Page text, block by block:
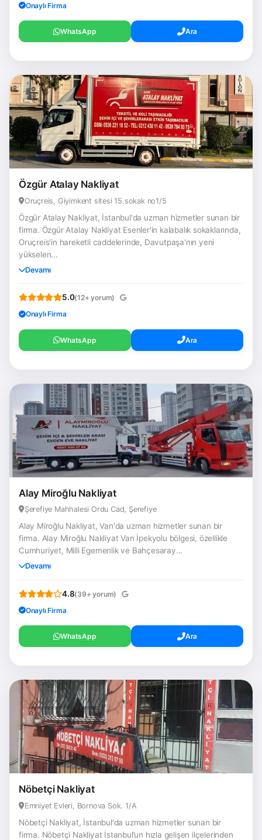
Onaylı Firma
WhatsApp Ara
Özgür Atalay Nakliyat
Oruçreis, Giyimkent sitesi 15.sokak no1/5
Özgür Atalay Nakliyat, İstanbul'da uzman hizmetler sunan bir
firma. Özgür Atalay Nakliyat Esenler'in kalabalık sokaklarında,
Oruçreis'in hareketli caddelerinde, Davutpaşa'nın yeni
yükselen...
Devamı
5.0(12+ yorum)
Onaylı Firma
WhatsApp Ara
Alay Miroğlu Nakliyat
Şerefiye Mahhalesi Ordu Cad, Şerefiye
Alay Miroğlu Nakliyat, Van'da uzman hizmetler sunan bir
firma. Alay Miroğlu Nakliyat Van İpekyolu bölgesi, özellikle
Cumhuriyet, Milli Egemenlik ve Bahçesaray...
Devamı
4.8(39+ yorum)
Onaylı Firma
WhatsApp Ara
Nöbetçi Nakliyat
Emniyet Evleri, Bornova Sok. 1/A
Nöbetçi Nakliyat, İstanbul'da uzman hizmetler sunan bir
firma. Nöbetçi Nakliyat İstanbul’un hızla gelişen ilçelerinden